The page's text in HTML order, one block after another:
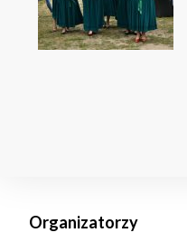
Organizatorzy